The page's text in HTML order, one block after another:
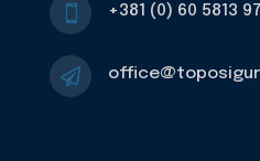
 +381 (0) 60 5813
